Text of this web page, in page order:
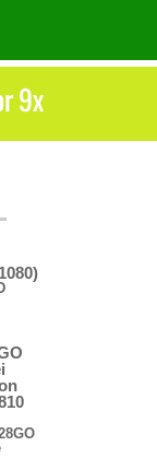
Honor 20 contre Honor 9x